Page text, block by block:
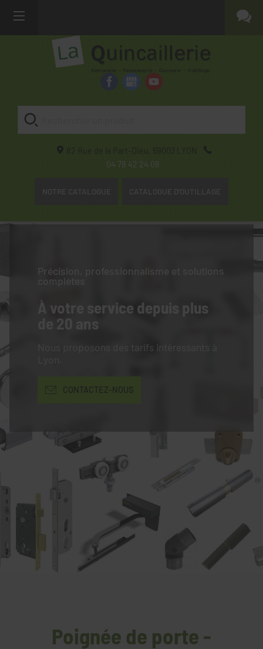
82 Rue de la Part-Dieu, 69003
LYON
04 78 42 24 08
NOTRE CATALOGUE CATALOGUE D'OUTILLAGE
Précision, professionnalisme et solutions
complètes
À votre service depuis plus
de 20 ans
Nous proposons des tarifs intéressants à
CONTACTEZ-NOUS
Poignée de porte -